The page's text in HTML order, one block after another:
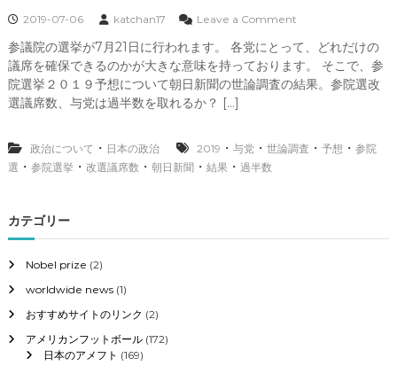
2019-07-06 katchan17 Leave a Commento
参
院
選
1
日
参議院の選挙が7月21日に行われます。 各党にとって、どれだけの
議席を確保できるのかが大きな意味を持っております。 そこで、参
院選挙２０１９予想について朝日新聞の世論調査の結果。参院選改
選議席数、与党は過半数を取れるか？ […]
政治について ・ 日本の政治 2019 ・ 与党・ 世論調査 ・ 予想 ・ 参院
選 ・ 参院選挙 ・ 改選議席数 ・ 朝日新聞・ 結果・ 過半数
カテゴリー
Nobel prize (2)
worldwide news(1)
おすすめサイトのリンク (2)
アメリカンフットボール(172)
日本のアメフト (169)